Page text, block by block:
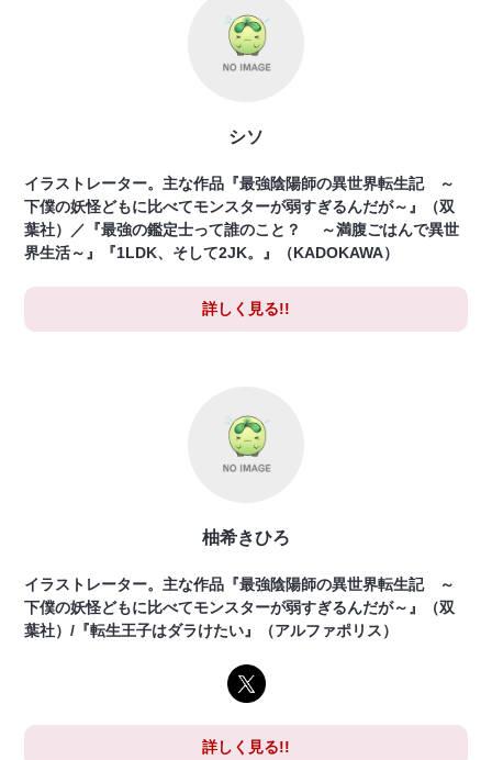
シソ
イラストレーター。主な作品『最強陰陽師の異世界転生記 ～
下僕の妖怪どもに比べてモンスターが弱すぎるんだが～』（双
葉社）／『最強の鑑定士って誰のこと？ ～満腹ごはんで異世
界生活～』『1LDK、そして2JK。』（KADOKAWA）
詳しく見る!!
柚希きひろ
イラストレーター。主な作品『最強陰陽師の異世界転生記 ～
下僕の妖怪どもに比べてモンスターが弱すぎるんだが～』（双
葉社）/『転生王子はダラけたい』（アルファポリス）
詳しく見る!!